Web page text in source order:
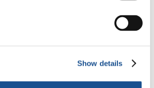
Show details
also like